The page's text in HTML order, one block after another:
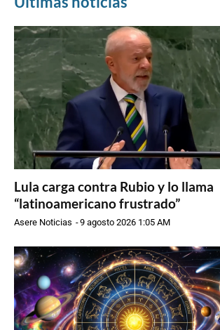
Lula carga contra Rubio y lo llama
“latinoamericano frustrado”
Asere Noticias -9 agosto 2026 1:05 AM